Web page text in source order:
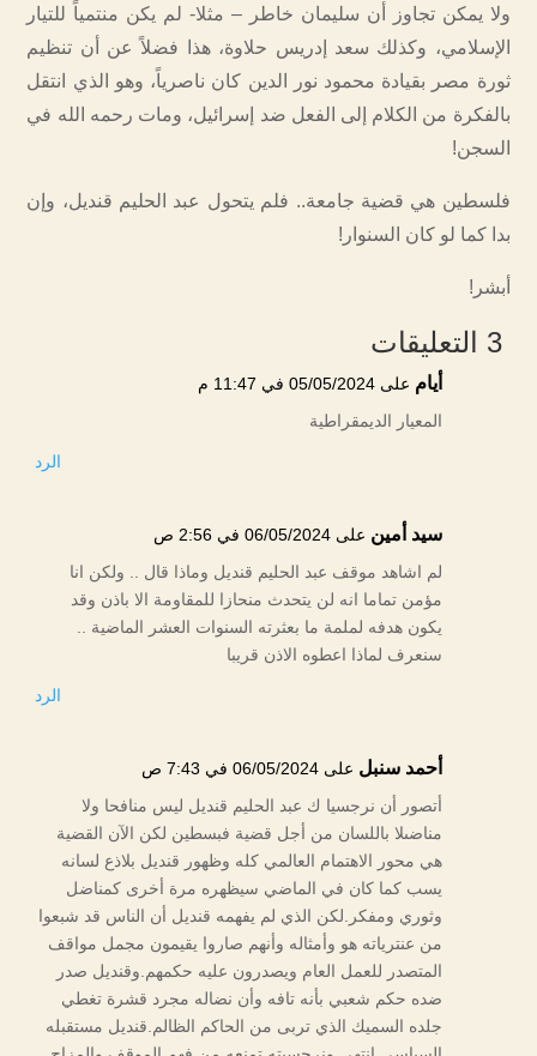
ولا يمكن تجاوز أن سليمان خاطر – مثلا- لم يكن منتمياً للتيار
الإسلامي، وكذلك سعد إدريس حلاوة، هذا فضلاً عن أن تنظيم
ثورة مصر بقيادة محمود نور الدين كان ناصرياً، وهو الذي انتقل
بالفكرة من الكلام إلى الفعل ضد إسرائيل، ومات رحمه الله في
السجن!
فلسطين هي قضية جامعة.. فلم يتحول عبد الحليم قنديل، وإن
بدا كما لو كان السنوار!
أبشر!
3 التعليقات
أيام على 05/05/2024 في 11:47 م
المعيار الديمقراطية
الرد
سيد أمين على 06/05/2024 في 2:56 ص
لم اشاهد موقف عبد الحليم قنديل وماذا قال .. ولكن انا
مؤمن تماما انه لن يتحدث منحازا للمقاومة الا باذن وقد
يكون هدفه لملمة ما بعثرته السنوات العشر الماضية ..
سنعرف لماذا اعطوه الاذن قريبا
الرد
أحمد سنبل على 06/05/2024 في 7:43 ص
أتصور أن نرجسيا ك عبد الحليم قنديل ليس منافحا ولا
مناضىلا باللسان من أجل قضية فبسطين لكن الآن القضية
هي محور الاهتمام العالمي كله وظهور قنديل بلاذع لسانه
يسب كما كان في الماضي سيظهره مرة أخرى كمناضل
وثوري ومفكر.لكن الذي لم يفهمه قنديل أن الناس قد شبعوا
من عنترياته هو وأمثاله وأنهم صاروا يقيمون مجمل مواقف
المتصدر للعمل العام ويصدرون عليه حكمهم.وقنديل صدر
ضده حكم شعبي بأنه تافه وأن نضاله مجرد قشرة تغطي
جلده السميك الذي تربى من الحاكم الظالم.قنديل مستقبله